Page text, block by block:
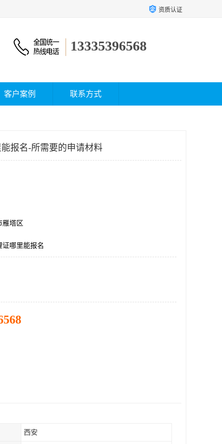
资质认证
13335396568
客户案例 联系方式
报名-所需要的申请材料
雁塔区
哪里能报名
西安